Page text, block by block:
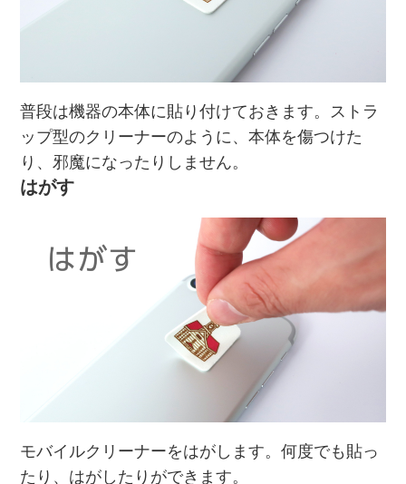
普段は機器の本体に貼り付けておきます。ストラ
ップ型のクリーナーのように、本体を傷つけた
り、邪魔になったりしません。
はがす
モバイルクリーナーをはがします。何度でも貼っ
たり、はがしたりができます。